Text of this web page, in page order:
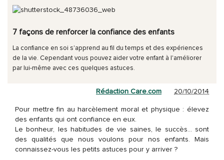
7 façons de renforcer la confiance des enfants
La confiance en soi s'apprend au fil du temps et des expériences
de la vie. Cependant vous pouvez aider votre enfant à l'améliorer
par lui-même avec ces quelques astuces.
Rédaction Care.com 20/10/2014
Pour mettre fin au harcèlement moral et physique : élevez
des enfants qui ont confiance en eux.
Le bonheur, les habitudes de vie saines, le succès… sont
des qualités que nous voulons pour nos enfants. Mais
connaissez-vous les petits astuces pour y arriver ?